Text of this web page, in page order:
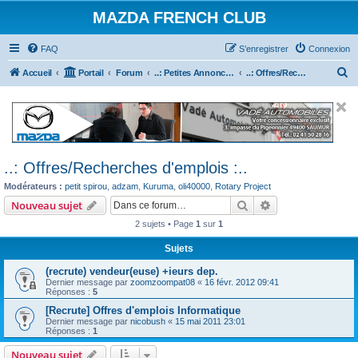
MAZDA FRENCH CLUB
FAQ Connexion
S’enregistrer
Accueil Portail Forum ..: Petites Annonces :.. (achats / ventes) ..: Offres/Recherches d'emplois :..
..: Offres/Recherches d'emplois :..
Modérateurs : petit spirou adzam Kuruma oli40000 Rotary Project
Nouveau sujet Rechercher
2 sujets • Page 1 sur 1
Sujets
(recrute) vendeur(euse) +ieurs dep.
Dernier message par zoomzoompat08 « 16 févr. 2012 09:41
Réponses : 5
[Recrute] Offres d'emplois Informatique
Dernier message par nicobush « 15 mai 2011 23:01
Réponses : 1
Nouveau sujet